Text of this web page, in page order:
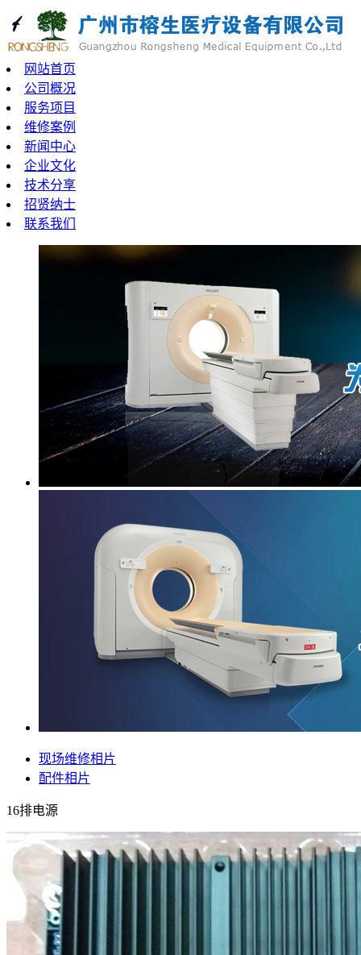
网站首页
公司概况
服务项目
维修案例
新闻中心
企业文化
技术分享
招贤纳士
联系我们
现场维修相片
配件相片
16排电源